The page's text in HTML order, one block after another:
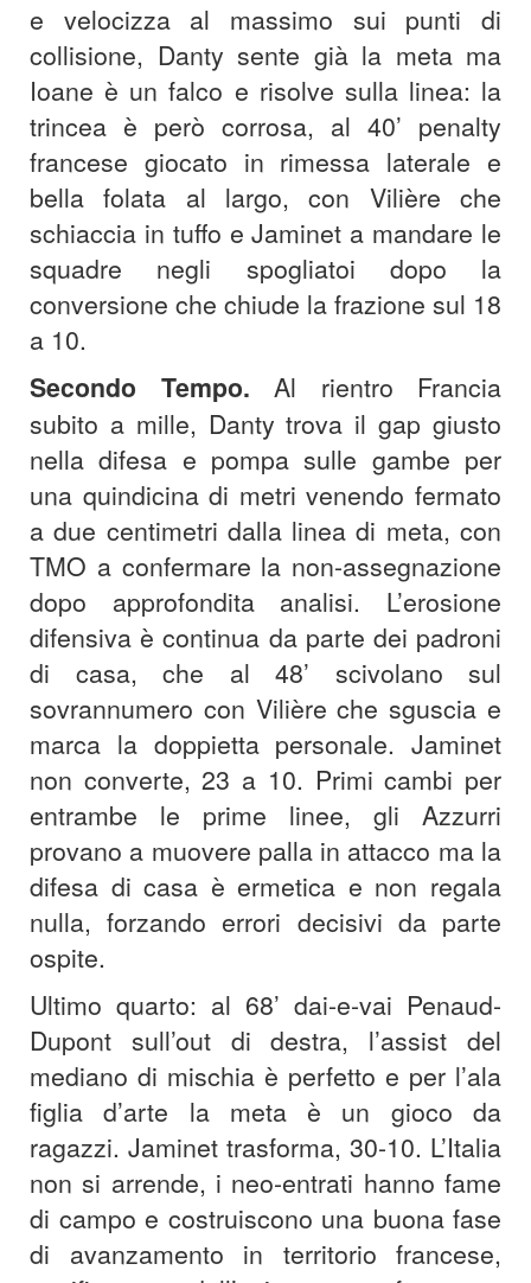
e velocizza al massimo sui punti di
collisione, Danty sente già la meta ma
Ioane è un falco e risolve sulla linea: la
trincea è però corrosa, al 40’ penalty
francese giocato in rimessa laterale e
bella folata al largo, con Vilière che
schiaccia in tuffo e Jaminet a mandare le
squadre negli spogliatoi dopo la
conversione che chiude la frazione sul 18
a 10.
Secondo Tempo. Al rientro Francia
subito a mille, Danty trova il gap giusto
nella difesa e pompa sulle gambe per
una quindicina di metri venendo fermato
a due centimetri dalla linea di meta, con
TMO a confermare la non-assegnazione
dopo approfondita analisi. L’erosione
difensiva è continua da parte dei padroni
di casa, che al 48’ scivolano sul
sovrannumero con Vilière che sguscia e
marca la doppietta personale. Jaminet
non converte, 23 a 10. Primi cambi per
entrambe le prime linee, gli Azzurri
provano a muovere palla in attacco ma la
difesa di casa è ermetica e non regala
nulla, forzando errori decisivi da parte
ospite.
Ultimo quarto: al 68’ dai-e-vai Penaud-
Dupont sull’out di destra, l’assist del
mediano di mischia è perfetto e per l’ala
figlia d’arte la meta è un gioco da
ragazzi. Jaminet trasforma, 30-10. L’Italia
non si arrende, i neo-entrati hanno fame
di campo e costruiscono una buona fase
di avanzamento in territorio francese,